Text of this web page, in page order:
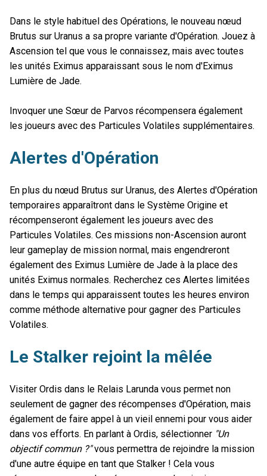
Dans le style habituel des Opérations, le nouveau nœud
Brutus sur Uranus a sa propre variante d'Opération. Jouez à
Ascension tel que vous le connaissez, mais avec toutes
les unités Eximus apparaissant sous le nom d'Eximus
Lumière de Jade.
Invoquer une Sœur de Parvos récompensera également
les joueurs avec des Particules Volatiles supplémentaires.
Alertes d'Opération
En plus du nœud Brutus sur Uranus, des Alertes d'Opération
temporaires apparaîtront dans le Système Origine et
récompenseront également les joueurs avec des
Particules Volatiles. Ces missions non-Ascension auront
leur gameplay de mission normal, mais engendreront
également des Eximus Lumière de Jade à la place des
unités Eximus normales. Recherchez ces Alertes limitées
dans le temps qui apparaissent toutes les heures environ
comme méthode alternative pour gagner des Particules
Volatiles.
Le Stalker rejoint la mêlée
Visiter Ordis dans le Relais Larunda vous permet non
seulement de gagner des récompenses d'Opération, mais
également de faire appel à un vieil ennemi pour vous aider
dans vos efforts. En parlant à Ordis, sélectionner "Un
objectif commun ?"vous permettra de rejoindre la mission
d'une autre équipe en tant que Stalker ! Cela vous